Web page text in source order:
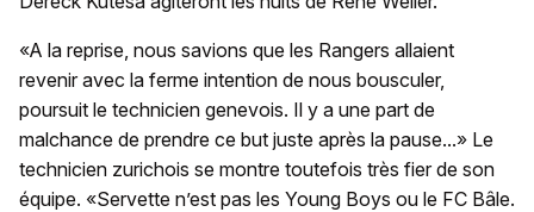
«A la reprise, nous savions que les Rangers allaient
revenir avec la ferme intention de nous bousculer,
poursuit le technicien genevois. Il y a une part de
malchance de prendre ce but juste après la pause...» Le
technicien zurichois se montre toutefois très fier de son
équipe. «Servette n’est pas les Young Boys ou le FC Bâle.